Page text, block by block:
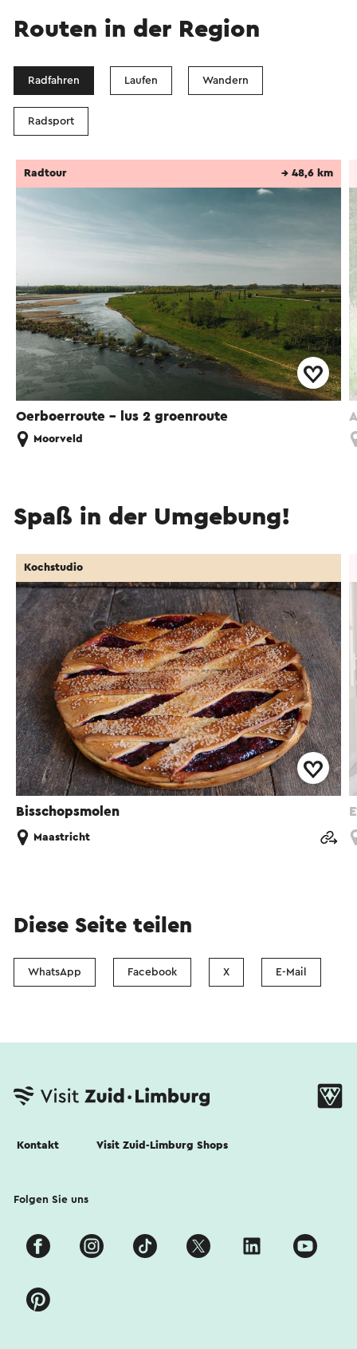
Routen in der Region
Radfahren Laufen Wandern
Radsport
Oerboerroute – lus 2 groenroute
Radtour → 48,6 km
Moorveld
Spaß in der Umgebung!
Bisschopsmolen
Kochstudio
Maastricht
Diese Seite teilen
WhatsApp Facebook X E-Mail
Kontakt Visit Zuid-Limburg Shops
Folgen Sie uns